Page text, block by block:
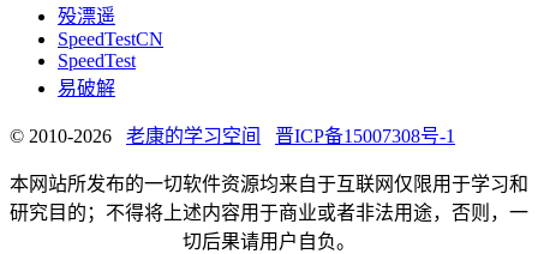
殁漂遥
SpeedTestCN
SpeedTest
易破解
© 2010-2026 老康的学习空间 晋ICP备15007308号-1
本网站所发布的一切软件资源均来自于互联网仅限用于学习和
研究目的；不得将上述内容用于商业或者非法用途，否则，一
切后果请用户自负。